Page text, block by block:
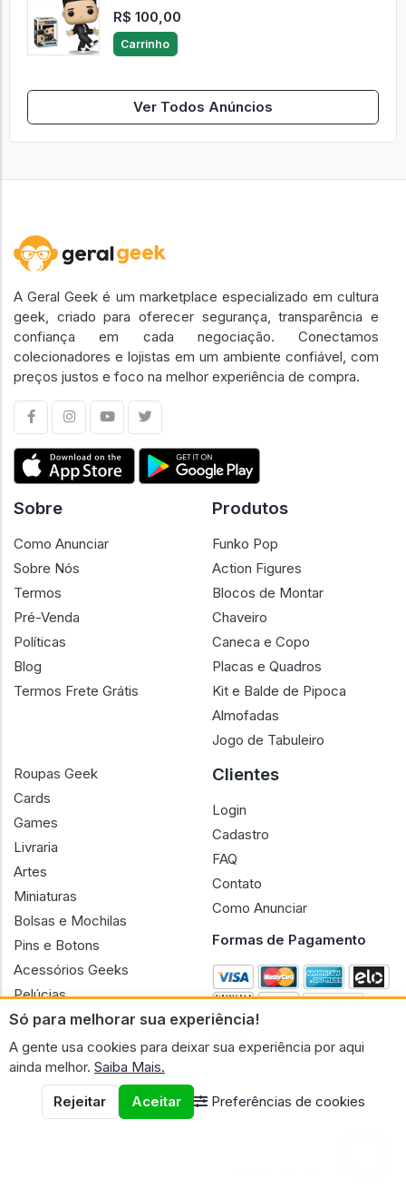
R$ 100,00
Carrinho
Ver Todos Anúncios
Só para melhorar sua experiência!
A gente usa cookies para deixar sua experiência por aqui
ainda melhor. Saiba Mais.
Rejeitar
Aceitar Preferências de cookies
A Geral Geek é um marketplace especializado em cultura
geek, criado para oferecer segurança, transparência e
confiança em cada negociação. Conectamos
colecionadores e lojistas em um ambiente confiável, com
preços justos e foco na melhor experiência de compra.
Sobre
Como Anunciar
Sobre Nós
Termos
Pré-Venda
Políticas
Blog
Termos Frete Grátis
Produtos
Funko Pop
Action Figures
Blocos de Montar
Chaveiro
Caneca e Copo
Placas e Quadros
Kit e Balde de Pipoca
Almofadas
Jogo de Tabuleiro
Roupas Geek
Cards
Games
Livraria
Artes
Miniaturas
Bolsas e Mochilas
Pins e Botons
Acessórios Geeks
Pelúcias
Bonecas
Clientes
Login
Cadastro
FAQ
Contato
Como Anunciar
Formas de Pagamento
CNPJ n.º 30.220.458/0001-17 - GERAL GEEK PORTAL ELETRONICO